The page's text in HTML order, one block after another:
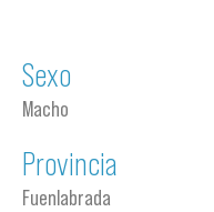
Sexo
Macho
Provincia
Fuenlabrada